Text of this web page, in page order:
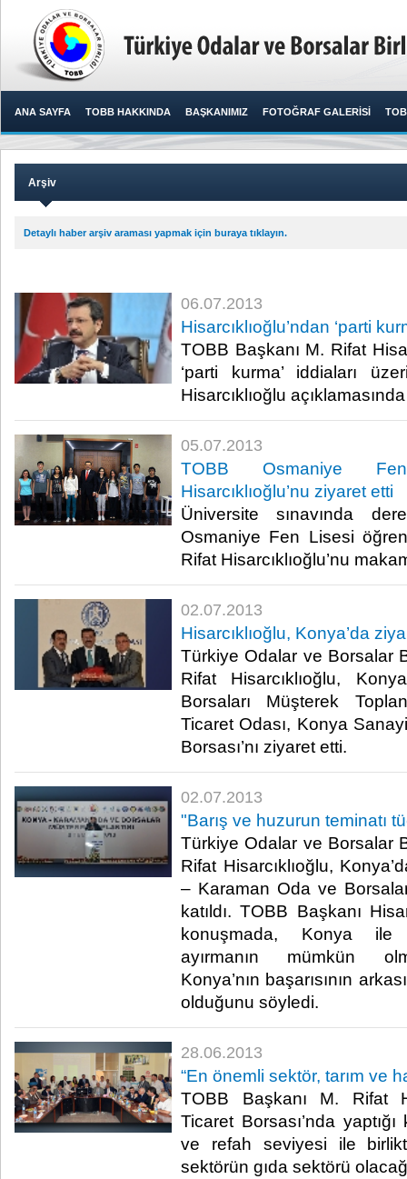
ANA SAYFA TOBB HAKKINDA BAŞKANIMIZ FOTOĞRAF GALERİSİ
Arşiv
Detaylı haber arşiv araması yapmak için buraya tıklayın.
06.07.2013
Hisarcıklıoğlu’ndan ‘parti
TOBB Başkanı M. Rifat
‘parti kurma’ iddiaları
Hisarcıklıoğlu
05.07.2013
TOBB Osmaniye
Hisarcıklıoğlu’nu ziyaret etti
Üniversite sınavında
Osmaniye Fen Lisesi
Rifat Hisarcıklıoğlu’nu
02.07.2013
Hisarcıklıoğlu, Konya’da
​Türkiye Odalar ve Borsalar
Rifat Hisarcıklıoğlu,
Borsaları Müşterek
Ticaret Odası, Konya
Borsası’nı ziyaret etti. ​
02.07.2013
​"Barış ve huzurun teminatı
​Türkiye Odalar ve Borsalar
Rifat Hisarcıklıoğlu,
– Karaman Oda ve
katıldı. TOBB Başkanı
konuşmada, Konya ile
ayırmanın mümkün
Konya’nın başarısının
olduğunu söyledi. ​
28.06.2013
​“En önemli sektör, tarım ve
TOBB Başkanı M. Rifat
Ticaret Borsası’nda
ve refah seviyesi ile
sektörün gıda sektörü